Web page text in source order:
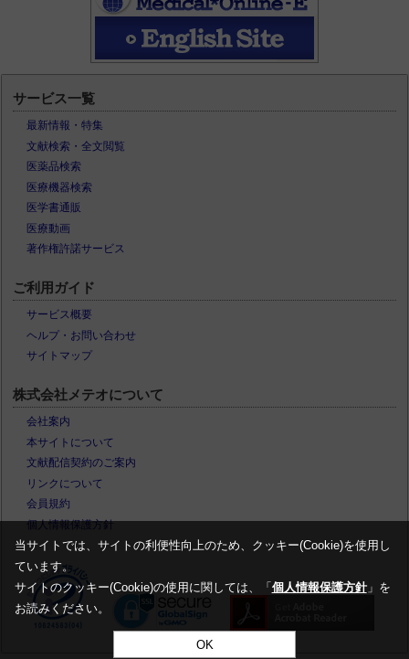
サービス一覧
最新情報・特集
文献検索・全文閲覧
医薬品検索
医療機器検索
医学書通販
医療動画
著作権許諾サービス
ご利用ガイド
サービス概要
ヘルプ・お問い合わせ
サイトマップ
株式会社メテオについて
会社案内
本サイトについて
文献配信契約のご案内
リンクについて
会員規約
個人情報保護方針
当サイトでは、サイトの利便性向上のため、クッキー(Cookie)を使用し
ています。
サイトのクッキー(Cookie)の使用に関しては、「 個人情報保護方針」を
お読みください。
OK